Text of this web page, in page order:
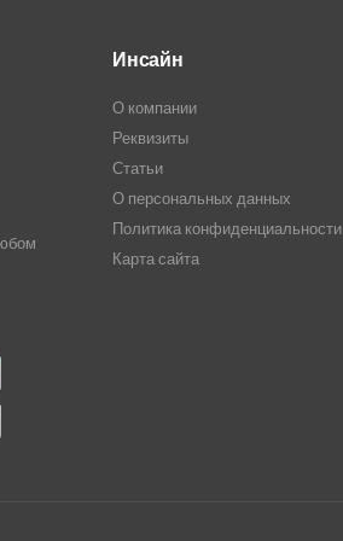
Инсайн
О компании
Реквизиты
Статьи
О персональных данных
Политика конфиденциальности
Карта сайта